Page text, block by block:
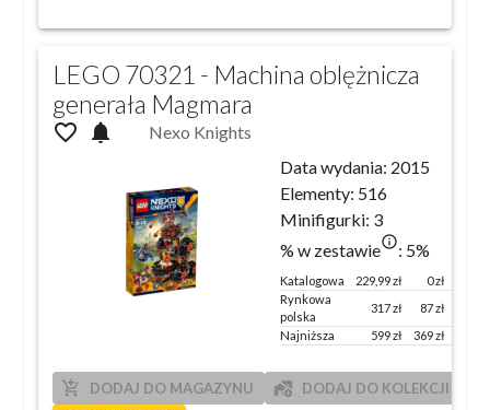
LEGO 70321 - Machina oblężnicza
generała Magmara
favorite_outline notifications
Nexo Knights
Data wydania: 2015
Elementy: 516
Minifigurki: 3
% w zestawieinfo_outlined
: 5%
Katalogowa 229,99zł 0 zł
Rynkowa
polska
317zł 87zł
Najniższa
599zł 369zł
add_shopping_cart DODAJ DO MAGAZYNU add_home_work DODAJ DO KOLEKCJI